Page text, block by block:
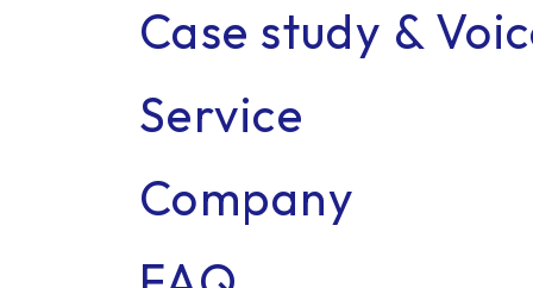
Case study &
Service
Company